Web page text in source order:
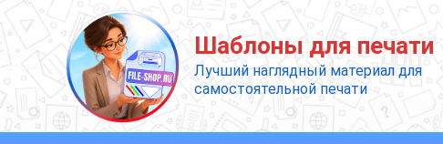
Перейти
к
содержимому
Шаблоны для печати
Лучший наглядный материал для
самостоятельной печати